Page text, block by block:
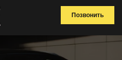
Позвонить